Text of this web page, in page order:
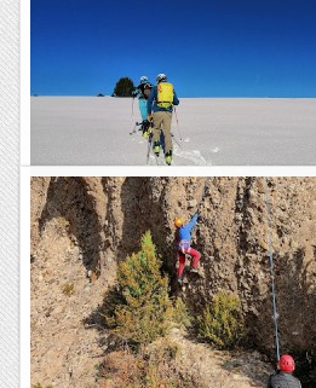
Primera esquiada per el sector
Aquesta darrera setmana ha deixat el
color blanquet, això ha fet que passi a tenir
bonica i d'hivern, però no tot és tirar coets!,...
Aire de Muntanyes